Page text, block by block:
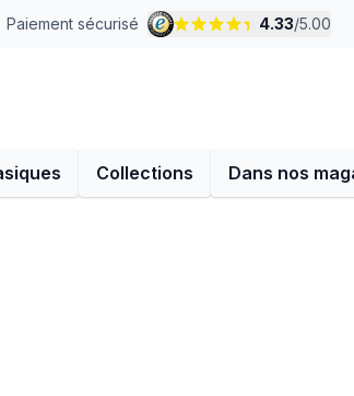
Paiement sécurisé 4.33/5.00
Collections Dans nos